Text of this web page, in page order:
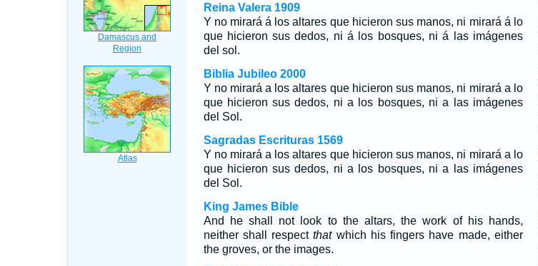
Reina Valera 1909
Y no mirará á los altares que hicieron sus manos, ni mirará á lo
que hicieron sus dedos, ni á los bosques, ni á las imágenes
del sol.
Biblia Jubileo 2000
Y no mirará a los altares que hicieron sus manos, ni mirará a lo
que hicieron sus dedos, ni a los bosques, ni a las imágenes
del Sol.
Sagradas Escrituras 1569
Y no mirará a los altares que hicieron sus manos, ni mirará a lo
que hicieron sus dedos, ni a los bosques, ni a las imágenes
del Sol.
King James Bible
And he shall not look to the altars, the work of his hands,
neither shall respectthatwhich his fingers have made, either
the groves, or the images.